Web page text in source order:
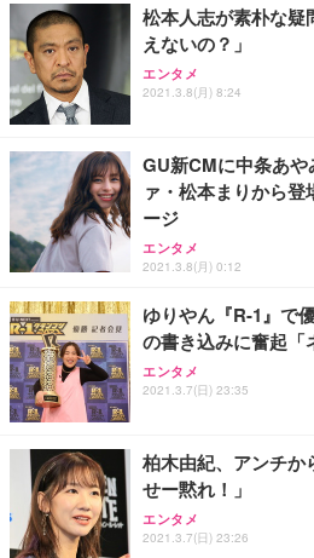
松本人志が素朴な疑
えないの？」
エンタメ
2021.3.8(月) 8:24
GU新CMに中条あ
ァ・松本まりから
ージ
エンタメ
2021.3.8(月) 0:12
ゆりやん『R-1』で
の書き込みに奮起「
エンタメ
2021.3.7(日) 23:35
柏木由紀、アンチか
せー黙れ！」
エンタメ
2021.3.7(日) 23:26